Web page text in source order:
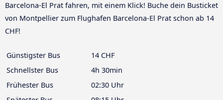
Barcelona-El Prat fahren, mit einem Klick! Buche dein Busticket
von Montpellier zum Flughafen Barcelona-El Prat schon ab 14
CHF!
Günstigster Bus
14 CHF
Schnellster Bus
4h 30min
Frühester Bus
02:30 Uhr